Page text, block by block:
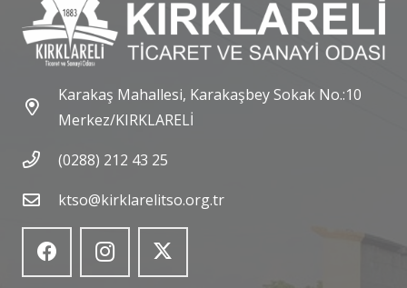
Karakaş Mahallesi, Karakaşbey Sokak No.:10
Merkez/KIRKLARELİ
(0288) 212 43 25
ktso@kirklarelitso.org.tr